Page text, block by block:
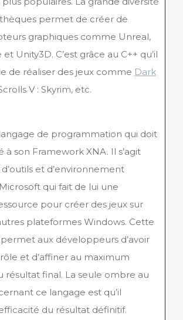
permet de créer de
graphiques comme Unreal,
Unity3D. C’est grâce au C++ qu’il
de réaliser des jeux comme Dark
V : Skyrim, etc.
langage de programmation qui doit
à son Framework XNA. Il s’agit
et d’environnement
qui fait de lui une
pour créer des jeux sur
plateformes Windows. Cette
aux développeurs d’avoir
et d’affiner au maximum
résultat final. La seule ombre au
ce langage est qu’il
du résultat définitif.